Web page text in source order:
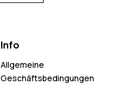
Info
Allgemeine
Geschäftsbedingungen